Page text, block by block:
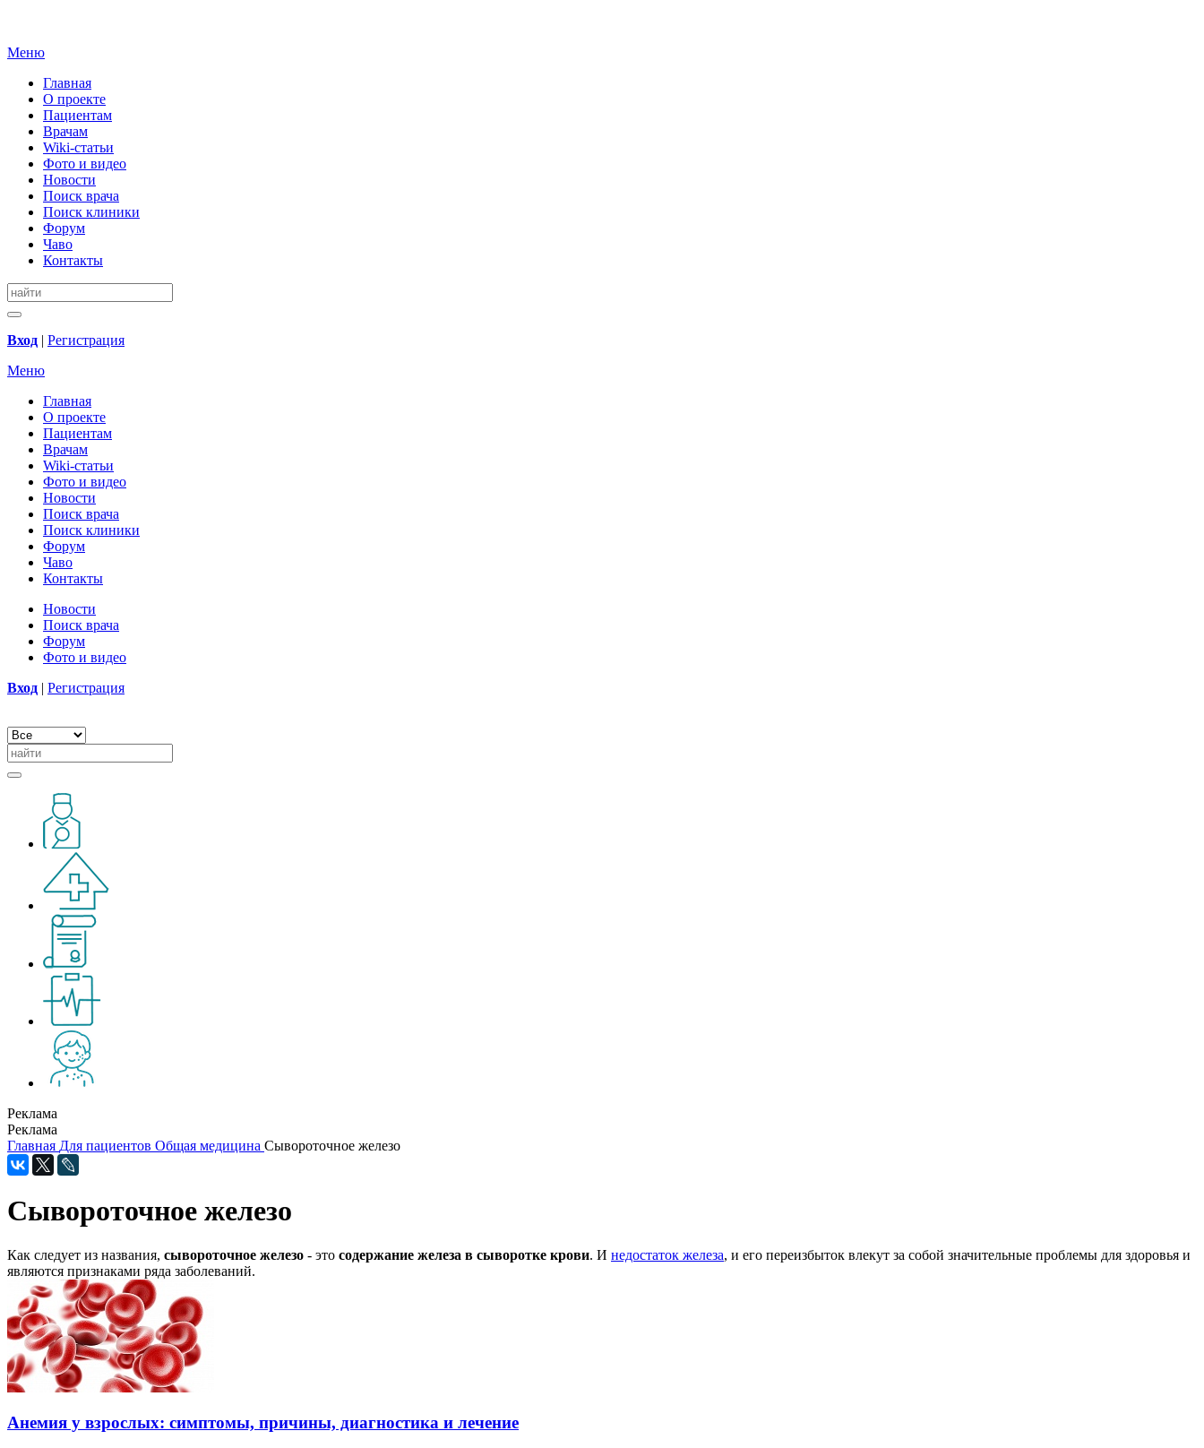
Меню
Главная
О проекте
Пациентам
Врачам
Wiki-статьи
Фото и видео
Новости
Поиск врача
Поиск клиники
Форум
Чаво
Контакты
Вход | Регистрация
Меню
Главная
О проекте
Пациентам
Врачам
Wiki-статьи
Фото и видео
Новости
Поиск врача
Поиск клиники
Форум
Чаво
Контакты
Новости
Поиск врача
Форум
Фото и видео
Вход | Регистрация
Реклама
Реклама
Главная Для пациентов Общая медицина Сывороточное железо
Сывороточное железо
Как следует из названия, сывороточное железо - это содержание железа в сыворотке крови. И недостаток железа, и его переизбыток влекут за собой значительные проблемы для здоровья и
являются признаками ряда заболеваний.
Анемия у взрослых: симптомы, причины, диагностика и лечение